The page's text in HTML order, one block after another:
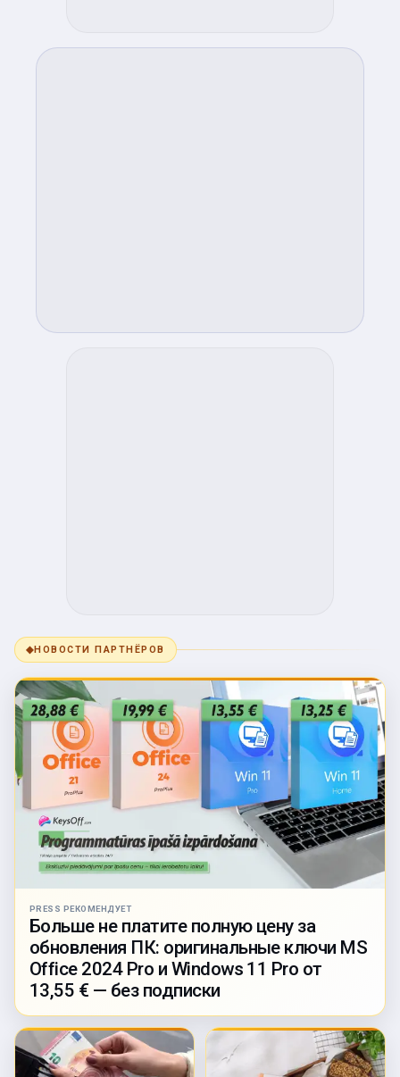
◆НОВОСТИ ПАРТНЁРОВ
PRESS РЕКОМЕНДУЕТ
Больше не платите полную цену за
обновления ПК: оригинальные ключи MS
Office 2024 Pro и Windows 11 Pro от
13,55 € — без подписки